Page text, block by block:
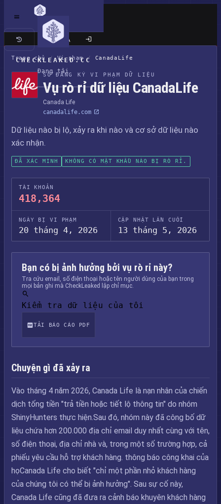
CHECKLEAKED.CC
Đang tải
Trang cổ điển
Trang chủ / Vi phạm / CanadaLife
SỔ ĐĂNG KÝ VI PHẠM DỮ LIỆU
Vụ rò rỉ dữ liệu CanadaLife
Canada Life
canadalife.com
Dữ liệu nào bị lộ, xảy ra khi nào và cơ sở dữ liệu nào
xác nhận.
ĐÃ XÁC MINH KHÔNG CÓ MẬT KHẨU NÀO BỊ RÒ RỈ.
TÀI KHOẢN
418,364
NGÀY BỊ VI PHẠM
20 tháng 4, 2026
CẬP NHẬT LẦN CUỐI
13 tháng 5, 2026
Bạn có bị ảnh hưởng bởi vụ rò rỉ này?
Tra cứu email, số điện thoại hoặc tên người dùng của bạn trong
mọi bản ghi mà CheckLeaked lập chỉ mục.
Kiểm tra dữ liệu của tôi
TẢI BÁO CÁO PDF
Chuyện gì đã xảy ra
Vào tháng 4 năm 2026, Canada Life là nạn nhân của chiến
dịch tống tiền "trả tiền hoặc tiết lộ thông tin" do nhóm
ShinyHunters thực hiện.Sau đó, nhóm này đã công bố dữ
liệu chứa hơn 200.000 địa chỉ email duy nhất cùng với tên,
số điện thoại, địa chỉ nhà và, trong một số trường hợp, cả
phiếu yêu cầu hỗ trợ khách hàng. thông báo công khai của
họCanada Life cho biết "chỉ một phần nhỏ khách hàng
của chúng tôi có thể bị ảnh hưởng". Sau sự cố này,
Canada Life cũng đã đưa ra cảnh báo khuyên khách hàng